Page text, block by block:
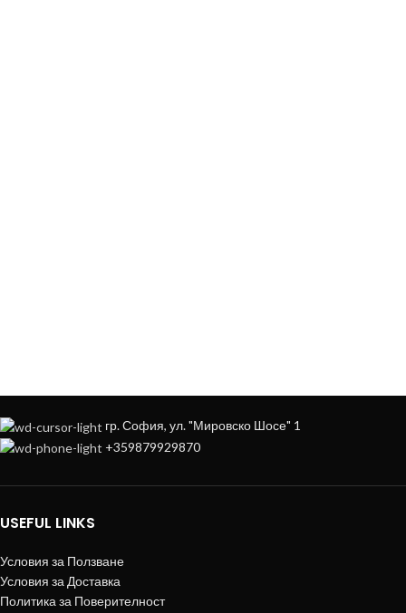
гр. София, ул. "Мировско Шосе" 1
+359879929870
USEFUL LINKS
Условия за Ползване
Условия за Доставка
Политика за Поверителност